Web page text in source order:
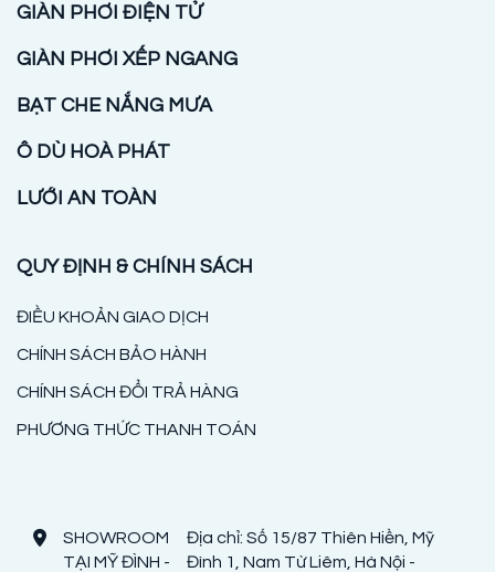
GIÀN PHƠI ĐIỆN TỬ
GIÀN PHƠI XẾP NGANG
BẠT CHE NẮNG MƯA
Ô DÙ HOÀ PHÁT
LƯỚI AN TOÀN
QUY ĐỊNH & CHÍNH SÁCH
ĐIỀU KHOẢN GIAO DỊCH
CHÍNH SÁCH BẢO HÀNH
CHÍNH SÁCH ĐỔI TRẢ HÀNG
PHƯƠNG THỨC THANH TOÁN
SHOWROOM
TẠI MỸ ĐÌNH -
Địa chỉ: Số 15/87 Thiên Hiền, Mỹ
Đình 1, Nam Từ Liêm, Hà Nội -